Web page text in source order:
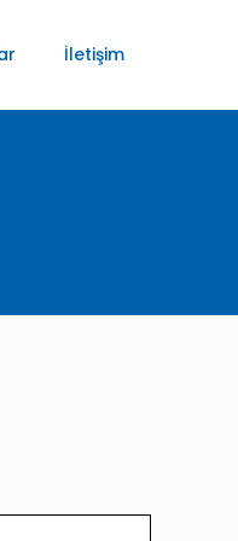
İletişim